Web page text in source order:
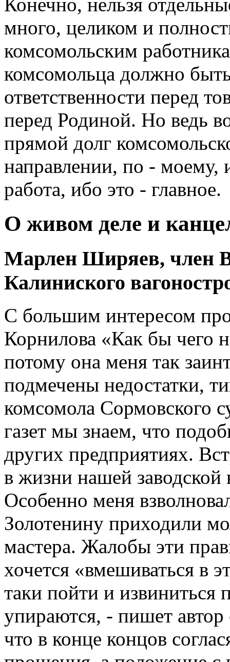
много, целиком и
комсомольским
комсомольца должно
ответственности перед
перед Родиной. Но ведь
прямой долг
направлении, по - моему,
работа, ибо это - главное.
О живом деле и
Марлен Ширяев, член
Калиниского
С большим интересом
Корнилова «Как бы чего
потому она меня так
подмечены недостатки,
комсомола Сормовского
газет мы знаем, что
других предприятиях.
в жизни нашей заводской
Особенно меня
Золотенину приходили
мастера. Жалобы эти
хочется «вмешиваться в
таки пойти и извиниться
упираются, - пишет
что в конце концов